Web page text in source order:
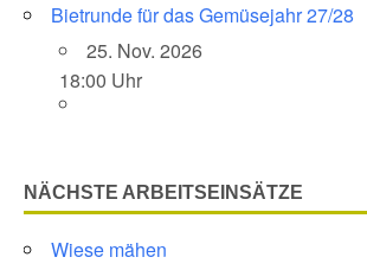
Bietrunde für das Gemüsejahr 27/28
25. Nov. 2026
18:00 Uhr
NÄCHSTE ARBEITSEINSÄTZE
Wiese mähen